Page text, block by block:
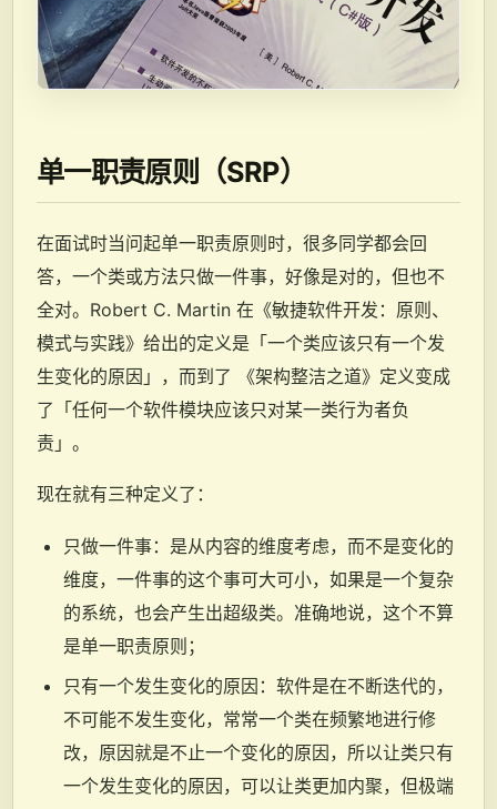
单一职责原则（SRP）
在面试时当问起单一职责原则时，很多同学都会回
答，一个类或方法只做一件事，好像是对的，但也不
全对。Robert C. Martin 在《敏捷软件开发：原则、
模式与实践》给出的定义是「一个类应该只有一个发
生变化的原因」，而到了 《架构整洁之道》定义变成
了「任何一个软件模块应该只对某一类行为者负
责」。
现在就有三种定义了：
只做一件事：是从内容的维度考虑，而不是变化的
维度，一件事的这个事可大可小，如果是一个复杂
的系统，也会产生出超级类。准确地说，这个不算
是单一职责原则；
只有一个发生变化的原因：软件是在不断迭代的，
不可能不发生变化，常常一个类在频繁地进行修
改，原因就是不止一个变化的原因，所以让类只有
一个发生变化的原因，可以让类更加内聚，但极端